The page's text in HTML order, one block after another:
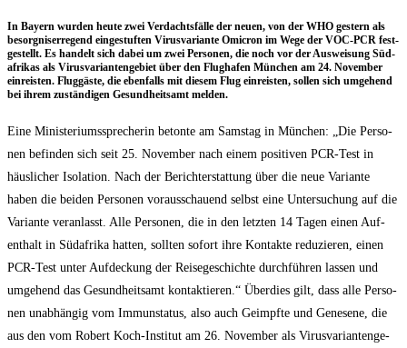
In Bay­ern wur­den heu­te zwei Ver­dachts­fäl­le der neu­en, von der WHO ges­tern als
besorg­nis­er­re­gend ein­ge­stuf­ten Virus­va­ri­an­te Omic­ron im Wege der VOC-PCR fest­
ge­stellt. Es han­delt sich dabei um zwei Per­so­nen, die noch vor der Aus­wei­sung Süd­
afri­kas als Virus­va­ri­an­ten­ge­biet über den Flug­ha­fen Mün­chen am 24. Novem­ber
ein­reis­ten. Flug­gäs­te, die eben­falls mit die­sem Flug ein­reis­ten, sol­len sich umge­hend
bei ihrem zustän­di­gen Gesund­heits­amt melden.
Eine Minis­te­ri­ums­spre­che­rin beton­te am Sams­tag in Mün­chen: „Die Per­so­
nen befin­den sich seit 25. Novem­ber nach einem posi­ti­ven PCR-Test in
häus­li­cher Iso­la­ti­on. Nach der Bericht­erstat­tung über die neue Vari­an­te
haben die bei­den Per­so­nen vor­aus­schau­end selbst eine Unter­su­chung auf die
Vari­an­te ver­an­lasst. Alle Per­so­nen, die in den letz­ten 14 Tagen einen Auf­
ent­halt in Süd­afri­ka hat­ten, soll­ten sofort ihre Kon­tak­te redu­zie­ren, einen
PCR-Test unter Auf­de­ckung der Rei­se­ge­schich­te durch­füh­ren las­sen und
umge­hend das Gesund­heits­amt kon­tak­tie­ren.“ Über­dies gilt, dass alle Per­so­
nen unab­hän­gig vom Immun­sta­tus, also auch Geimpf­te und Gene­se­ne, die
aus den vom Robert Koch-Insti­tut am 26. Novem­ber als Virus­va­ri­an­ten­ge­